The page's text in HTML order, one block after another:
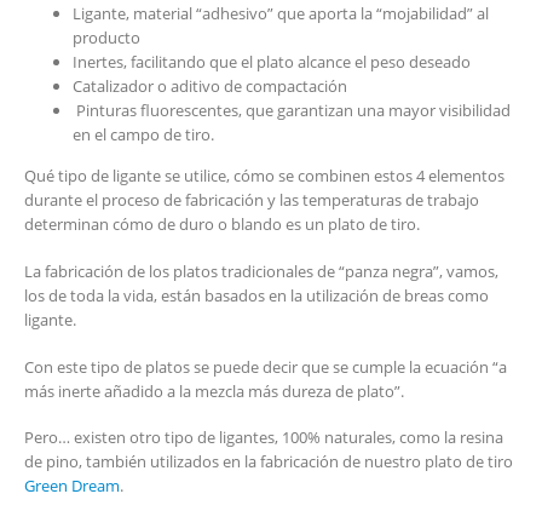
Ligante, material “adhesivo” que aporta la “mojabilidad” al
producto
Inertes, facilitando que el plato alcance el peso deseado
Catalizador o aditivo de compactación
Pinturas fluorescentes, que garantizan una mayor visibilidad
en el campo de tiro.
Qué tipo de ligante se utilice, cómo se combinen estos 4 elementos
durante el proceso de fabricación y las temperaturas de trabajo
determinan cómo de duro o blando es un plato de tiro.
La fabricación de los platos tradicionales de “panza negra”, vamos,
los de toda la vida, están basados en la utilización de breas como
ligante.
Con este tipo de platos se puede decir que se cumple la ecuación “a
más inerte añadido a la mezcla más dureza de plato”.
Pero… existen otro tipo de ligantes, 100% naturales, como la resina
de pino, también utilizados en la fabricación de nuestro plato de tiro
Green Dream.